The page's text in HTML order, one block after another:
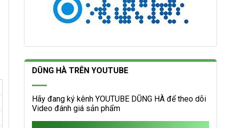
DŨNG HÀ TRÊN YOUTUBE
Hãy đang ký kênh YOUTUBE DŨNG HÀ để theo dõi
Video đánh giá sản phẩm